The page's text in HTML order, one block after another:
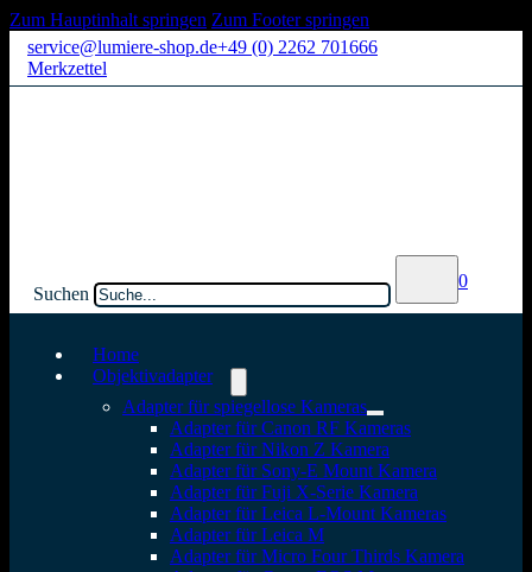
Zum Hauptinhalt springen Zum Footer springen
service@lumiere-shop.de+49 (0) 2262 701666
Merkzettel
Suchen
0
Home
Objektivadapter
Adapter für spiegellose Kameras
Adapter für Canon RF Kameras
Adapter für Nikon Z Kamera
Adapter für Sony-E Mount Kamera
Adapter für Fuji X-Serie Kamera
Adapter für Leica L-Mount Kameras
Adapter für Leica M
Adapter für Micro Four Thirds Kamera